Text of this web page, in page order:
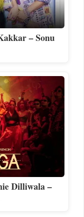
– Sonu
Dilliwala –